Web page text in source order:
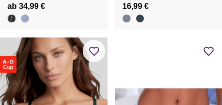
ab 34,99 €
16,99 €